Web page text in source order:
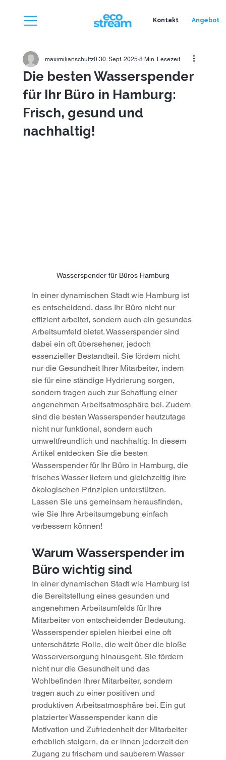
Kontakt Angebot
Die besten Wasserspender
für Ihr Büro in Hamburg:
Frisch, gesund und
nachhaltig!
maximilianschultz0 30. Sept. 2025 8 Min. Lesezeit
Wasserspender für Büros Hamburg
In einer dynamischen Stadt wie Hamburg ist
es entscheidend, dass Ihr Büro nicht nur
effizient arbeitet, sondern auch ein gesundes
Arbeitsumfeld bietet. Wasserspender sind
dabei ein oft übersehener, jedoch
essenzieller Bestandteil. Sie fördern nicht
nur die Gesundheit Ihrer Mitarbeiter, indem
sie für eine ständige Hydrierung sorgen,
sondern tragen auch zur Schaffung einer
angenehmen Arbeitsatmosphäre bei. Zudem
sind die besten Wasserspender heutzutage
nicht nur funktional, sondern auch
umweltfreundlich und nachhaltig. In diesem
Artikel entdecken Sie die besten
Wasserspender für Ihr Büro in Hamburg, die
frisches Wasser liefern und gleichzeitig Ihre
ökologischen Prinzipien unterstützen.
Lassen Sie uns gemeinsam herausfinden,
wie Sie Ihre Arbeitsumgebung einfach
verbessern können!
Warum Wasserspender im
Büro wichtig sind
In einer dynamischen Stadt wie Hamburg ist
die Bereitstellung eines gesunden und
angenehmen Arbeitsumfelds für Ihre
Mitarbeiter von entscheidender Bedeutung.
Wasserspender spielen hierbei eine oft
unterschätzte Rolle, die weit über die bloße
Wasserversorgung hinausgeht. Sie fördern
nicht nur die Gesundheit und das
Wohlbefinden Ihrer Mitarbeiter, sondern
tragen auch zu einer positiven und
produktiven Arbeitsatmosphäre bei. Ein gut
platzierter Wasserspender kann die
Motivation und Zufriedenheit der Mitarbeiter
erheblich steigern, da er ihnen jederzeit den
Zugang zu frischem und sauberem Wasser